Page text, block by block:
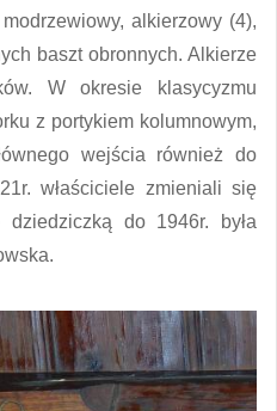
alkierzowy (4),
baszt obronnych. Alkierze
W okresie klasycyzmu
z portykiem kolumnowym,
wejścia również do
właściciele zmieniali się
do 1946r. była